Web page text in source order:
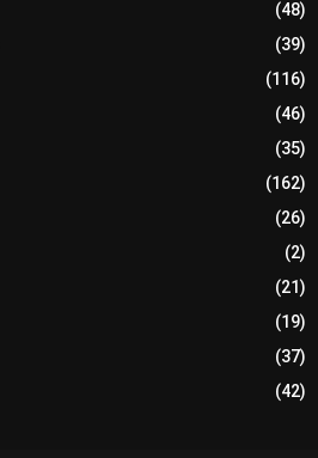
(48)
(39)
(116)
(46)
(35)
(162)
(26)
(2)
(21)
(19)
(37)
(42)